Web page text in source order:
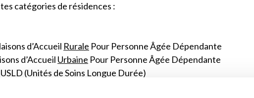
catégories de résidences :
d’Accueil Rurale Pour Personne Âgée Dépendante
d’Accueil Urbaine Pour Personne Âgée Dépendante
(Unités de Soins Longue Durée)
de jour ou de nuit.